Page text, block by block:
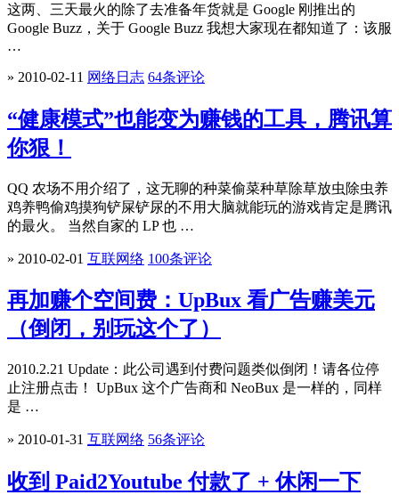
这两、三天最火的除了去准备年货就是 Google 刚推出的
Google Buzz，关于 Google Buzz 我想大家现在都知道了：该服
…
» 2010-02-11 网络日志 64条评论
“健康模式”也能变为赚钱的工具，腾讯算
你狠！
QQ 农场不用介绍了，这无聊的种菜偷菜种草除草放虫除虫养
鸡养鸭偷鸡摸狗铲屎铲尿的不用大脑就能玩的游戏肯定是腾讯
的最火。 当然自家的 LP 也 …
» 2010-02-01 互联网络 100条评论
再加赚个空间费：UpBux 看广告赚美元
（倒闭，别玩这个了）
2010.2.21 Update：此公司遇到付费问题类似倒闭！请各位停
止注册点击！ UpBux 这个广告商和 NeoBux 是一样的，同样
是 …
» 2010-01-31 互联网络 56条评论
收到 Paid2Youtube 付款了 + 休闲一下